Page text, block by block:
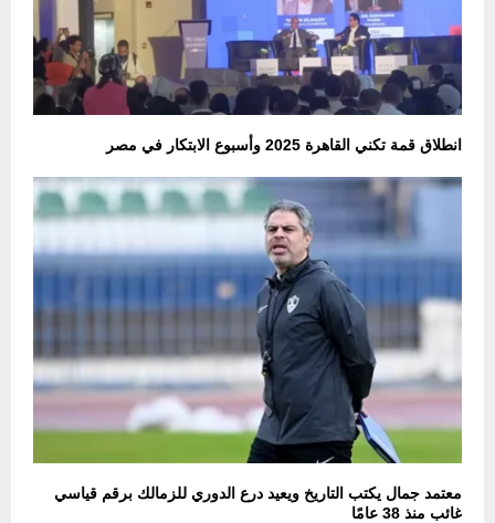
انطلاق قمة تكني القاهرة 2025 وأسبوع الابتكار في مصر
معتمد جمال يكتب التاريخ ويعيد درع الدوري للزمالك برقم قياسي
غائب منذ 38 عامًا